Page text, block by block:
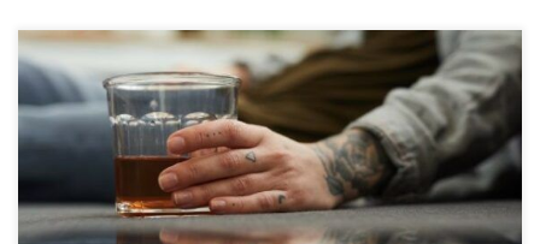
Wspomnienia mogą być podstępne. Zwłaszcza, gdy pokazują
przeszłość w lepszym świetle. To pokazuje publikacja o wpływie
nostalgii na wyjście z uzależnienia. Rzucić czy znowu zacząć
konsumować? Po odstawieniu narkotyku uczucia i myśli mogą się
zmieniać. Z jednej strony istnieje pragnienie zaprzestania
konsumpcji, ponieważ negatywne skutki są przeważające. Z